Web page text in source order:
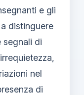
e gli
distinguere
segnali di
nel
di